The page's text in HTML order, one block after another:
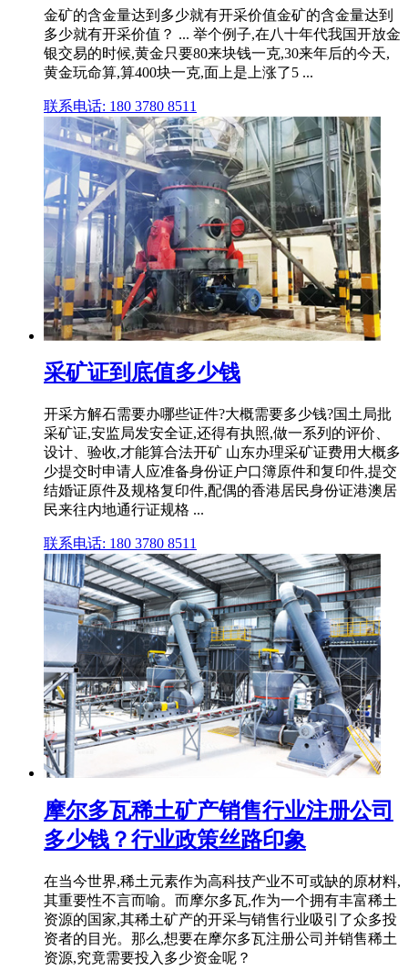
金矿的含金量达到多少就有开采价值金矿的含金量达到
多少就有开采价值？ ... 举个例子,在八十年代我国开放金
银交易的时候,黄金只要80来块钱一克,30来年后的今天,
黄金玩命算,算400块一克,面上是上涨了5 ...
联系电话: 180 3780 8511
采矿证到底值多少钱
开采方解石需要办哪些证件?大概需要多少钱?国土局批
采矿证,安监局发安全证,还得有执照,做一系列的评价、
设计、验收,才能算合法开矿 山东办理采矿证费用大概多
少提交时申请人应准备身份证户口簿原件和复印件,提交
结婚证原件及规格复印件,配偶的香港居民身份证港澳居
民来往内地通行证规格 ...
联系电话: 180 3780 8511
摩尔多瓦稀土矿产销售行业注册公司
多少钱？行业政策丝路印象
在当今世界,稀土元素作为高科技产业不可或缺的原材料,
其重要性不言而喻。而摩尔多瓦,作为一个拥有丰富稀土
资源的国家,其稀土矿产的开采与销售行业吸引了众多投
资者的目光。那么,想要在摩尔多瓦注册公司并销售稀土
资源,究竟需要投入多少资金呢？